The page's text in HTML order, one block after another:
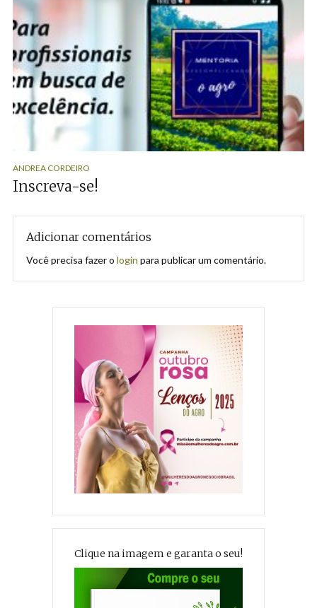
ANDREA CORDEIRO
Inscreva-se!
Adicionar comentários
Você precisa fazer o login para publicar um comentário.
Clique na imagem e garanta o seu!